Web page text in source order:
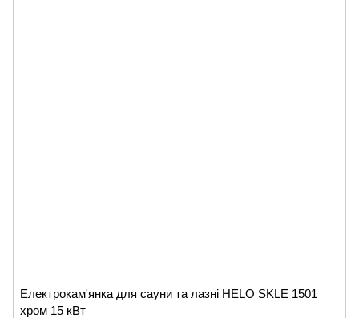
Електрокам'янка для сауни та лазні HELO SKLE 1501
хром 15 кВт